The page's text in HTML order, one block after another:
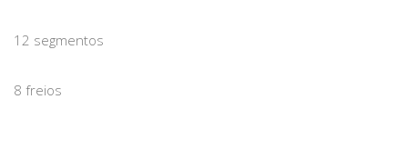
12 segmentos
8 freios